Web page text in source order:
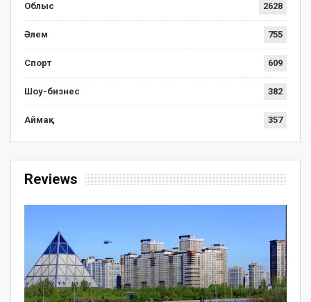
Облыс 2628
Әлем 755
Спорт 609
Шоу-бизнес 382
Аймақ 357
Reviews